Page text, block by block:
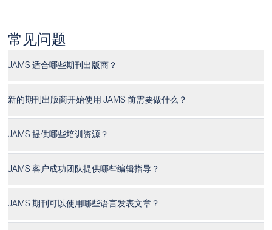
常见问题
JAMS 适合哪些期刊出版商？
新的期刊出版商开始使用 JAMS 前需要做什么？
JAMS 提供哪些培训资源？
JAMS 客户成功团队提供哪些编辑指导？
JAMS 期刊可以使用哪些语言发表文章？